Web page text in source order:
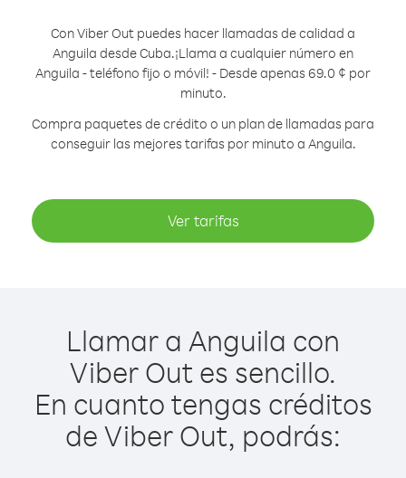
Con Viber Out puedes hacer llamadas de calidad a
Anguila desde Cuba.¡Llama a cualquier número en
Anguila - teléfono fijo o móvil! - Desde apenas 69.0 ¢ por
minuto.
Compra paquetes de crédito o un plan de llamadas para
conseguir las mejores tarifas por minuto a Anguila.
Ver tarifas
Llamar a Anguila con
Viber Out es sencillo.
En cuanto tengas créditos
de Viber Out, podrás: